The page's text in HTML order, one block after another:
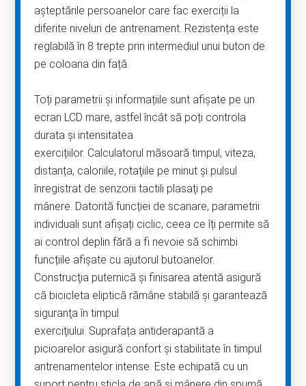
așteptările persoanelor care fac exerciții la
diferite niveluri de antrenament. Rezistența este
reglabilă în 8 trepte prin intermediul unui buton de
pe coloana din față.
Toți parametrii și informațiile sunt afișate pe un
ecran LCD mare, astfel încât să poți controla
durata și intensitatea
exercițiilor. Calculatorul măsoară timpul, viteza,
distanța, caloriile, rotaţiile pe minut şi pulsul
înregistrat de senzorii tactili plasaţi pe
mânere. Datorită funcției de scanare, parametrii
individuali sunt afișați ciclic, ceea ce îți permite să
ai control deplin fără a fi nevoie să schimbi
funcțiile afișate cu ajutorul butoanelor.
Construcţia puternică şi finisarea atentă asigură
că bicicleta eliptică rămâne stabilă şi garantează
siguranţa în timpul
exerciţiului. Suprafața antiderapantă a
picioarelor asigură confort și stabilitate în timpul
antrenamentelor intense. Este echipată cu un